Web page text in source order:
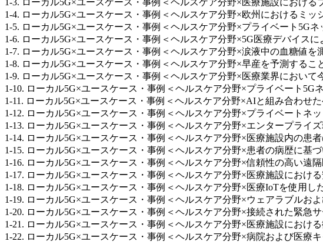
1-4. ローカル5G×ユースケース・事例＜ヘルスケア分野×欧州におけるミ
1-5. ローカル5G×ユースケース・事例＜ヘルスケア分野×プライベート5G
1-6. ローカル5G×ユースケース・事例＜ヘルスケア分野×5G医療デバイス
1-7. ローカル5G×ユースケース・事例＜ヘルスケア分野×涙液中の血糖値
1-8. ローカル5G×ユースケース・事例＜ヘルスケア分野×早産を予測するこ
1-9. ローカル5G×ユースケース・事例＜ヘルスケア分野×医療業界において
1-10. ローカル5G×ユースケース・事例＜ヘルスケア分野×プライベート5G
1-11. ローカル5G×ユースケース・事例＜ヘルスケア分野×AIと組み合わせ
1-12. ローカル5G×ユースケース・事例＜ヘルスケア分野×プライベートネ
1-13. ローカル5G×ユースケース・事例＜ヘルスケア分野×エンタープライ
1-14. ローカル5G×ユースケース・事例＜ヘルスケア分野×医療施設内の患
1-15. ローカル5G×ユースケース・事例＜ヘルスケア分野×患者の病歴に基
1-16. ローカル5G×ユースケース・事例＜ヘルスケア分野×信頼性の高い遠隔
1-17. ローカル5G×ユースケース・事例＜ヘルスケア分野×医療施設におけ
1-18. ローカル5G×ユースケース・事例＜ヘルスケア分野×医療IoTを使用
1-19. ローカル5G×ユースケース・事例＜ヘルスケア分野×ウェアラブルお
1-20. ローカル5G×ユースケース・事例＜ヘルスケア分野×接続された緊急サ
1-21. ローカル5G×ユースケース・事例＜ヘルスケア分野×医療施設におけ
1-22. ローカル5G×ユースケース・事例＜ヘルスケア分野×病院および医療キ